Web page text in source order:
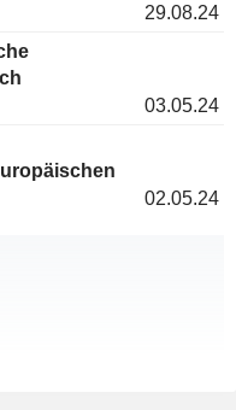
29.08.24
03.05.24
02.05.24